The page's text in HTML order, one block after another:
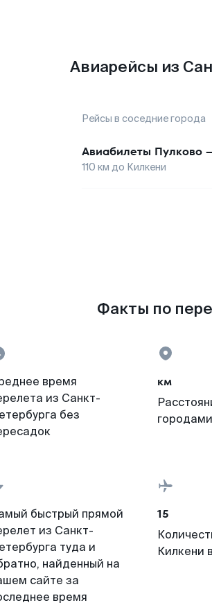
Авиарейсы из
Рейсы в соседние города
Авиабилеты Пулково
110 км до Килкени
Факты по
время
из Санкт-
без
км
городами
быстрый прямой
из Санкт-
туда и
найденный на
сайте за
время
15
Килкени